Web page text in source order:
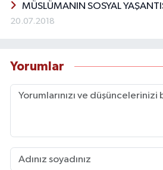
MÜSLÜMANIN SOSYAL
20.07.2018
Yorumlar